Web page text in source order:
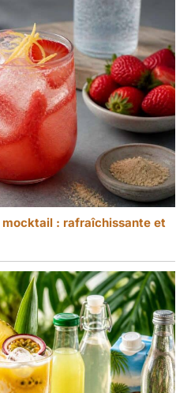
: rafraîchissante et